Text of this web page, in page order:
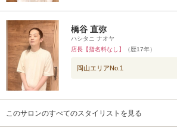
橋谷 直弥
ハシタニ ナオヤ
店長【指名料なし】
（歴17年）
岡山エリアNo.1
このサロンのすべてのスタイリストを見る